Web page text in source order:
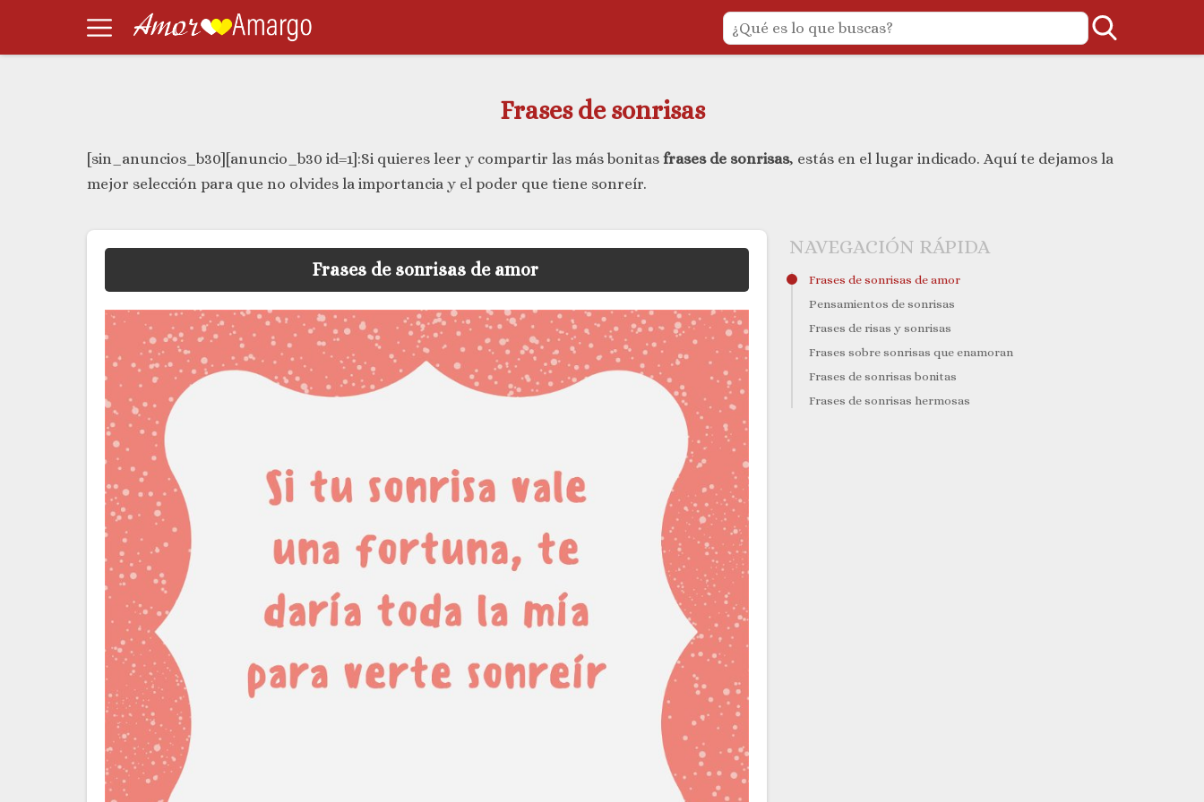
Frases de sonrisas
[sin_anuncios_b30][anuncio_b30 id=1]:Si quieres leer y compartir las más bonitas frases de sonrisas, estás en el lugar indicado. Aquí te dejamos la
mejor selección para que no olvides la importancia y el poder que tiene sonreír.
NAVEGACIÓN RÁPIDA
Frases de sonrisas de amor
Pensamientos de sonrisas
Frases de risas y sonrisas
Frases sobre sonrisas que enamoran
Frases de sonrisas bonitas
Frases de sonrisas hermosas
Frases de sonrisas de amor